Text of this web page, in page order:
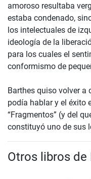
amoroso resultaba
estaba condenado,
los intelectuales de
ideología de la
para los cuales el
conformismo de
Barthes quiso volver a
podía hablar y el éxito
“Fragmentos” (y del
constituyó uno de sus
Otros libros de